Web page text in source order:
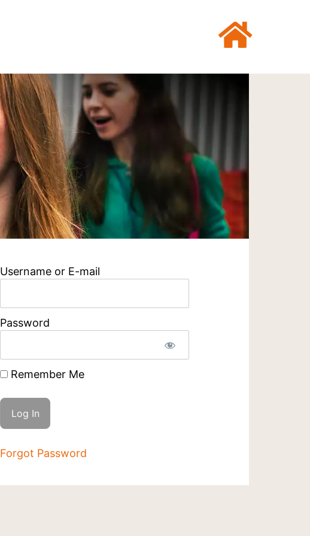
Username or E-mail
Password
Remember Me
Forgot Password